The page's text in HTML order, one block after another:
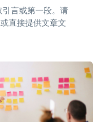
言或第一段。请
直接提供文章文